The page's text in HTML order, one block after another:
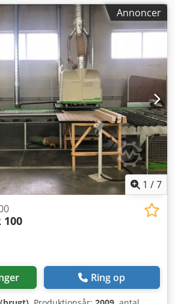
Annoncer
1 /7
100
Ring op